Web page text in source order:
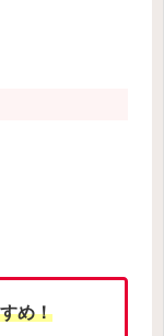
め！